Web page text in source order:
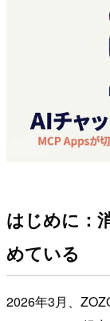
はじめに：
めている
2026年3月、